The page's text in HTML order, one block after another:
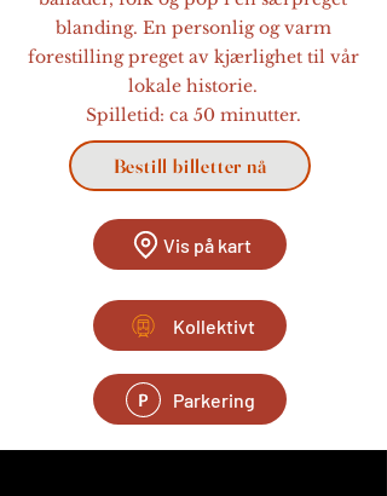
blanding. En personlig og varm
forestilling preget av kjærlighet til vår
lokale historie.
Spilletid: ca 50 minutter.
Bestill billetter nå
Vis på kart
Kollektivt
Parkering